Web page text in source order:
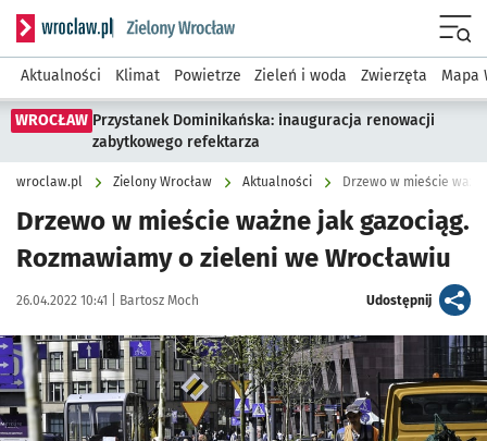
Serwis informacyjny wroclaw.pl podserwis: Środowisko we
Aktualności Klimat Powietrze Zieleń i woda Zwierzęta Mapa
WROCŁAW Przystanek Dominikańska: inauguracja renowacji
zabytkowego refektarza
wroclaw.pl Zielony Wrocław Aktualności Drzewo w mieście
Drzewo w mieście ważne jak gazociąg.
Rozmawiamy o zieleni we Wrocławiu
Data publikacji:
26.04.2022 10:41 | Autor:
Bartosz Moch Udostępnijartykuł
Kliknij, aby powiększyć